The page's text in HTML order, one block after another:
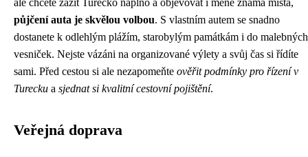
ale chcete zažít Turecko naplno a objevovat i méně známá místa,
půjčení auta je skvělou volbou. S vlastním autem se snadno
dostanete k odlehlým plážím, starobylým památkám i do malebných
vesniček. Nejste vázáni na organizované výlety a svůj čas si řídíte
sami. Před cestou si ale nezapomeňte ověřit podmínky pro řízení v
Turecku a sjednat si kvalitní cestovní pojištění.
Veřejná doprava